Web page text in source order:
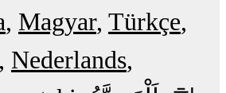
Magyar Türkçe
Nederlands